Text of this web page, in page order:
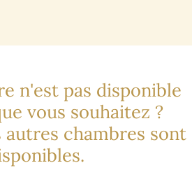
n'est pas disponible
vous souhaitez ?
chambres sont